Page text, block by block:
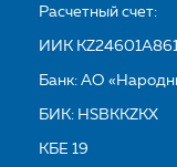
Расчетный счет:
ИИК
Банк: АО
БИК: HSBKKZKX
КБЕ 19